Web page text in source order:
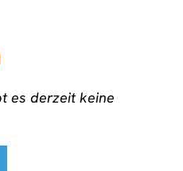
es derzeit keine